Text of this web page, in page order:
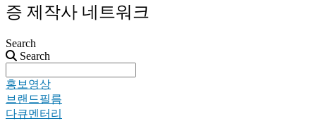
증 제작사 네트워크
Search
Search
홍보영상
브랜드필름
다큐멘터리